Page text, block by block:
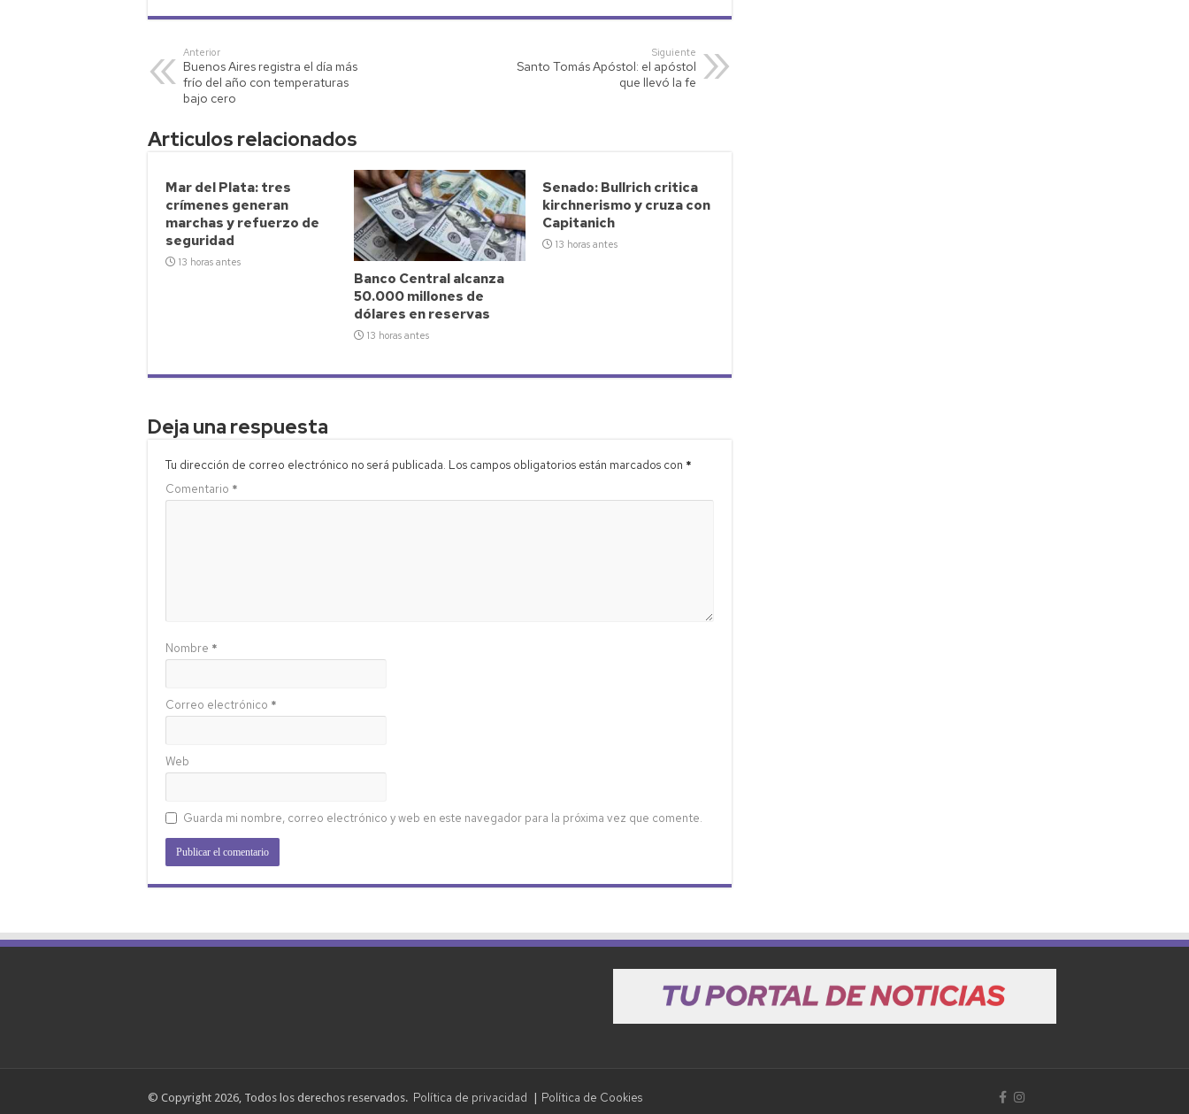
at
s
A
p
p
tt p
Li
ail m
ar
Anterior
Buenos Aires registra el día más
frío del año con temperaturas
bajo cero
Siguiente
Santo Tomás Apóstol: el apóstol
que llevó la fe
Articulos relacionados
Mar del Plata: tres
crímenes generan
marchas y refuerzo de
seguridad
13 horas antes
Banco Central alcanza
50.000 millones de
dólares en reservas
13 horas antes
Senado: Bullrich critica
kirchnerismo y cruza con
Capitanich
13 horas antes
Deja una respuesta
Tu dirección de correo electrónico no será publicada. Los campos obligatorios están marcados con *
Comentario *
Nombre *
Correo electrónico *
Web
Guarda mi nombre, correo electrónico y web en este navegador para la próxima vez que comente.
© Copyright 2026, Todos los derechos reservados. Política de privacidad Política de Cookies